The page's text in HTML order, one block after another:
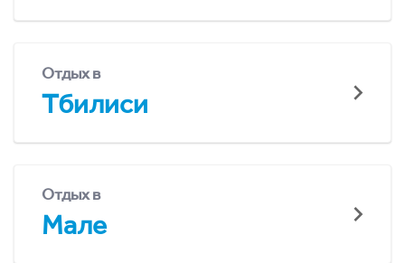
Отдых в
Тбилиси
Отдых в
Мале